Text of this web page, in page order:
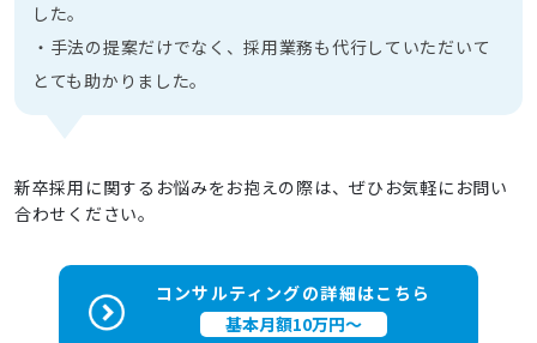
した。
・手法の提案だけでなく、採用業務も代行していただいて
とても助かりました。
新卒採用に関するお悩みをお抱えの際は、ぜひお気軽にお問い
合わせください。
コンサルティングの詳細はこちら
基本月額10万円～